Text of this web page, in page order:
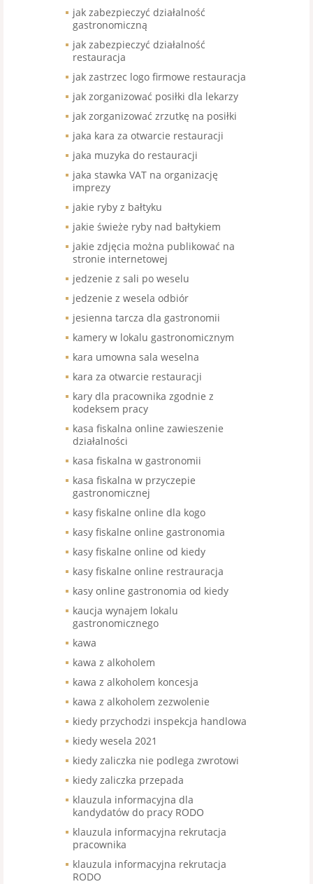
jak zabezpieczyć działalność
gastronomiczną
jak zabezpieczyć działalność
restauracja
jak zastrzec logo firmowe restauracja
jak zorganizować posiłki dla lekarzy
jak zorganizować zrzutkę na posiłki
jaka kara za otwarcie restauracji
jaka muzyka do restauracji
jaka stawka VAT na organizację
imprezy
jakie ryby z bałtyku
jakie świeże ryby nad bałtykiem
jakie zdjęcia można publikować na
stronie internetowej
jedzenie z sali po weselu
jedzenie z wesela odbiór
jesienna tarcza dla gastronomii
kamery w lokalu gastronomicznym
kara umowna sala weselna
kara za otwarcie restauracji
kary dla pracownika zgodnie z
kodeksem pracy
kasa fiskalna online zawieszenie
działalności
kasa fiskalna w gastronomii
kasa fiskalna w przyczepie
gastronomicznej
kasy fiskalne online dla kogo
kasy fiskalne online gastronomia
kasy fiskalne online od kiedy
kasy fiskalne online restrauracja
kasy online gastronomia od kiedy
kaucja wynajem lokalu
gastronomicznego
kawa
kawa z alkoholem
kawa z alkoholem koncesja
kawa z alkoholem zezwolenie
kiedy przychodzi inspekcja handlowa
kiedy wesela 2021
kiedy zaliczka nie podlega zwrotowi
kiedy zaliczka przepada
klauzula informacyjna dla
kandydatów do pracy RODO
klauzula informacyjna rekrutacja
pracownika
klauzula informacyjna rekrutacja
RODO